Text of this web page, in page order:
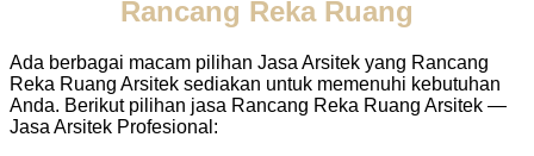
Rancang Reka Ruang
Ada berbagai macam pilihan Jasa Arsitek yang Rancang
Reka Ruang Arsitek sediakan untuk memenuhi kebutuhan
Anda. Berikut pilihan jasa Rancang Reka Ruang Arsitek —
Jasa Arsitek Profesional: